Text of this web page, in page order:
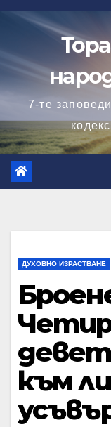
Skip
content
7-те
ДУХОВНО ИЗРАСТВАНЕ
към